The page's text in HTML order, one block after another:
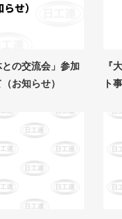
との交流会」参加
お知らせ）
『
ト